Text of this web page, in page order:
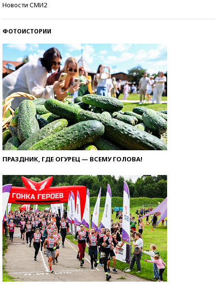
Новости СМИ2
ФОТОИСТОРИИ
ПРАЗДНИК, ГДЕ ОГУРЕЦ — ВСЕМУ ГОЛОВА!